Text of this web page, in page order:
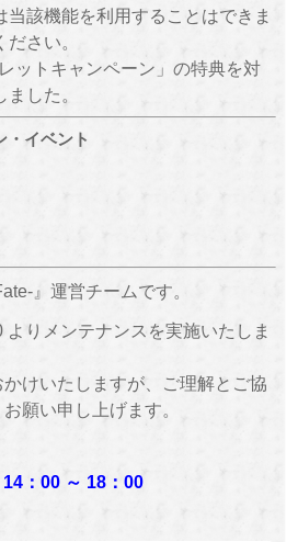
当該機能を利用することはできま
さい。
ットキャンペーン」の特典を対
した。
・イベント
』運営チームです。
りメンテナンスを実施いたしま
けいたしますが、ご理解とご協
願い申し上げます。
14：00 ～ 18：00